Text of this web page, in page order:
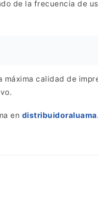
de la frecuencia de
máxima calidad de
en